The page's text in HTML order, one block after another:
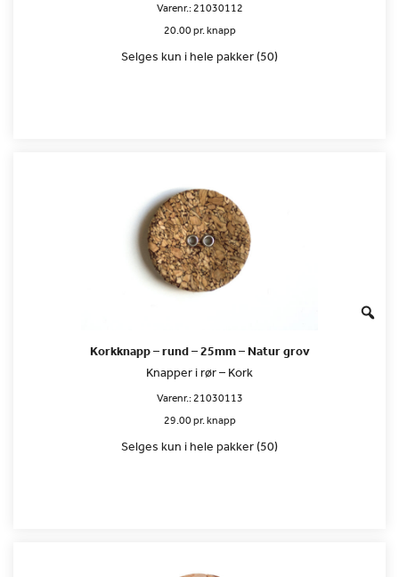
Varenr.:21030112
20.00 pr. knapp
Selges kun i hele pakker (50)
Korkknapp – rund – 25mm – Natur grov
Knapper i rør – Kork
Varenr.:21030113
29.00 pr. knapp
Selges kun i hele pakker (50)